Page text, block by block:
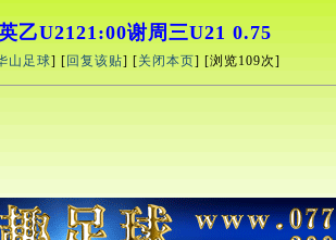
乙U2121:00谢周三U21 0.75
山足球] [ 回复该贴] [关闭本页] [浏览109次]